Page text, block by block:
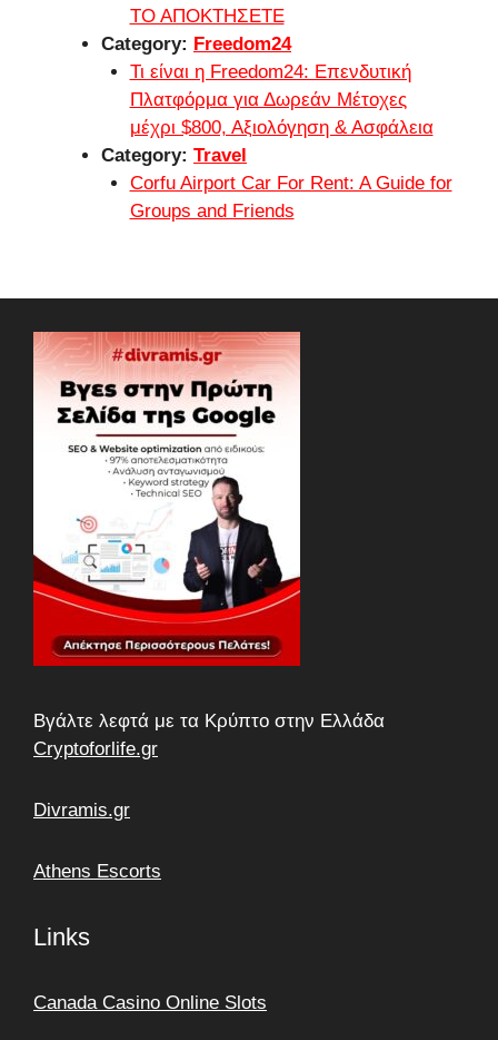
ΤΟ ΑΠΟΚΤΗΣΕΤΕ
Category: Freedom24
Τι είναι η Freedom24: Επενδυτική
Πλατφόρμα για Δωρεάν Μέτοχες
μέχρι $800, Αξιολόγηση & Ασφάλεια
Category: Travel
Corfu Airport Car For Rent: A Guide for
Groups and Friends
Βγάλτε λεφτά με τα Κρύπτο στην Ελλάδα
Cryptoforlife.gr
Divramis.gr
Athens Escorts
Links
Canada Casino Online Slots